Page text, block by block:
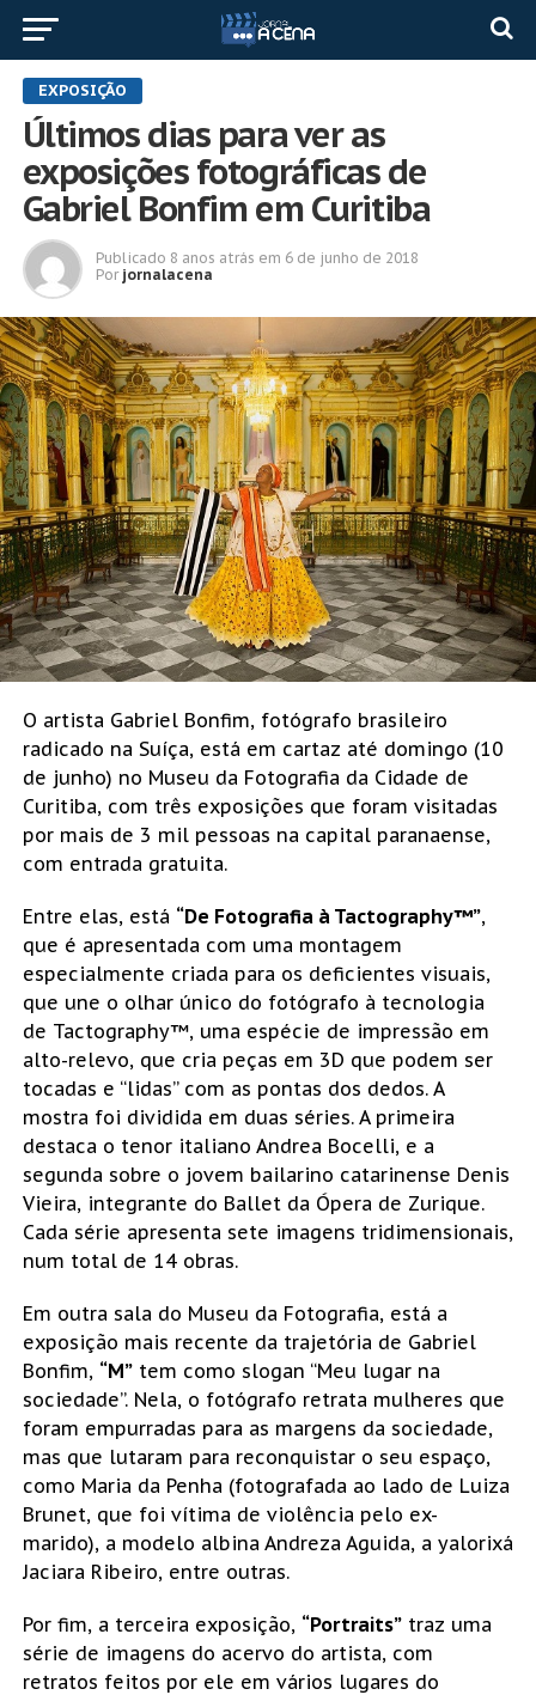
EXPOSIÇÃO
Últimos dias para ver as
exposições fotográficas de
Gabriel Bonfim em Curitiba
Publicado 8 anos atrás em 6 de junho de 2018
Por jornalacena
O artista Gabriel Bonfim, fotógrafo brasileiro
radicado na Suíça, está em cartaz até domingo (10
de junho) no Museu da Fotografia da Cidade de
Curitiba, com três exposições que foram visitadas
por mais de 3 mil pessoas na capital paranaense,
com entrada gratuita.
Entre elas, está “De Fotografia à Tactography™”,
que é apresentada com uma montagem
especialmente criada para os deficientes visuais,
que une o olhar único do fotógrafo à tecnologia
de Tactography™, uma espécie de impressão em
alto-relevo, que cria peças em 3D que podem ser
tocadas e “lidas” com as pontas dos dedos. A
mostra foi dividida em duas séries. A primeira
destaca o tenor italiano Andrea Bocelli, e a
segunda sobre o jovem bailarino catarinense Denis
Vieira, integrante do Ballet da Ópera de Zurique.
Cada série apresenta sete imagens tridimensionais,
num total de 14 obras.
Em outra sala do Museu da Fotografia, está a
exposição mais recente da trajetória de Gabriel
Bonfim, “M”tem como slogan “Meu lugar na
sociedade”. Nela, o fotógrafo retrata mulheres que
foram empurradas para as margens da sociedade,
mas que lutaram para reconquistar o seu espaço,
como Maria da Penha (fotografada ao lado de Luiza
Brunet, que foi vítima de violência pelo ex-
marido), a modelo albina Andreza Aguida, a yalorixá
Jaciara Ribeiro, entre outras.
Por fim, a terceira exposição, “Portraits”traz uma
série de imagens do acervo do artista, com
retratos feitos por ele em vários lugares do